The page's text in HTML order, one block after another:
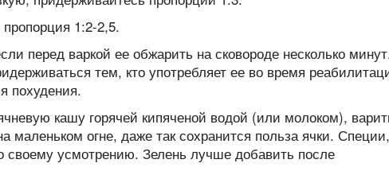
1:2-2,5.
перед варкой ее обжарить на сковороде несколько
тем, кто употребляет ее во время
похудения.
кашу горячей кипяченой водой (или молоком),
маленьком огне, даже так сохранится польза ячки. Специи,
усмотрению. Зелень лучше добавить после